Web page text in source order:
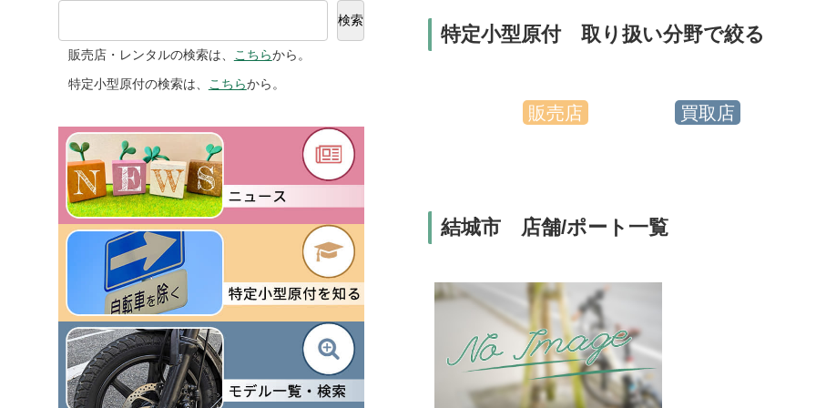
特定小型原付 取り扱い分野で絞る
販売店 買取店
結城市 店舗/ポート一覧
検索
販売店・レンタルの検索は、 こちらから。
特定小型原付の検索は、
こちらから。